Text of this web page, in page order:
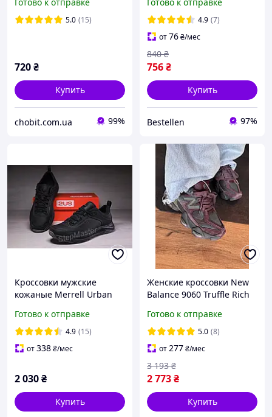
5.0 (15)
720₴
Купить
chobit.com.ua 99%
4.9 (7)
от76₴/мес
756₴
840 ₴
Купить
Bestellen 97%
Кроссовки мужские
кожаные Merrell Urban
Готово к отправке
4.9 (15)
от338₴/мес
2 030₴
Купить
Женские кроссовки New
Balance 9060 Truffle Rich
трюфель замша сетка
унисекс
Готово к отправке
5.0 (8)
от277₴/мес
2 773₴
3 193 ₴
Купить